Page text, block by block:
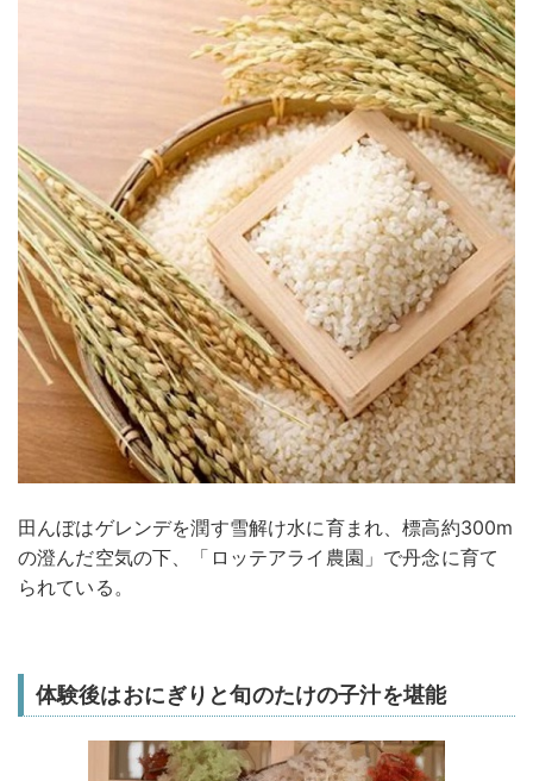
田んぼはゲレンデを潤す雪解け水に育まれ、標高約300m
の澄んだ空気の下、「ロッテアライ農園」で丹念に育て
られている。
体験後はおにぎりと旬のたけの子汁を堪能